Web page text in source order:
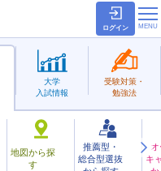
ログイン
地図から探
す
推薦型・
総合型選抜
キ
大学
入試情報
受験対策・
勉強法
お気に入り